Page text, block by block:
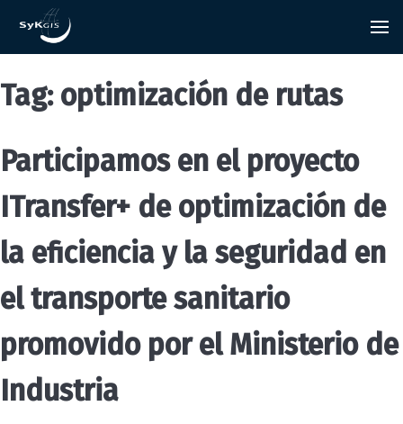
Tag: optimización de rutas
Participamos en el proyecto
ITransfer+ de optimización de
la eficiencia y la seguridad en
el transporte sanitario
promovido por el Ministerio de
Industria